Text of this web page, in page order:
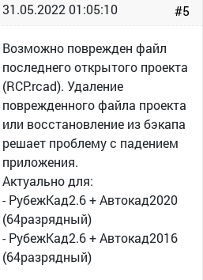
#5
31.05.2022 01:05:10
Возможно поврежден файл
последнего открытого проекта
(RCP.rcad). Удаление
поврежденного файла проекта
или восстановление из бэкапа
решает проблему с падением
приложения.
Актуально для:
- РубежКад2.6 + Автокад2020
(64разрядный)
- РубежКад2.6 + Автокад2016
(64разрядный)